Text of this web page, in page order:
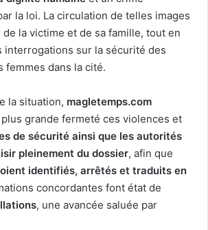
la loi. La circulation de telles images
la victime et de sa famille, tout en
interrogations sur la sécurité des
femmes dans la cité.
la situation, magletemps.com
grande fermeté ces violences et
de sécurité ainsi que les autorités
pleinement du dossier, afin que
identifiés, arrêtés et traduits en
concordantes font état de
, une avancée saluée par